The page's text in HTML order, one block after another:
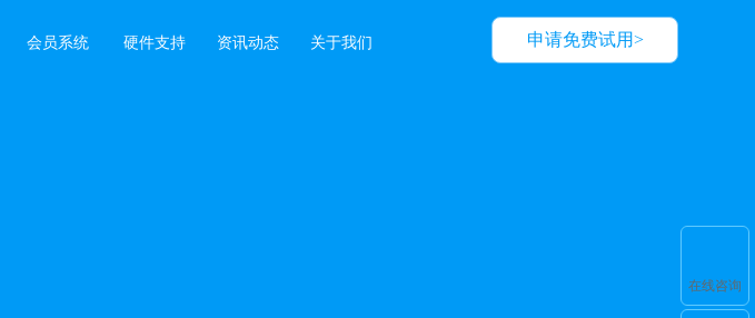
申请免费试用>
会员系统 硬件支持 资讯动态 关于我们
在线咨询